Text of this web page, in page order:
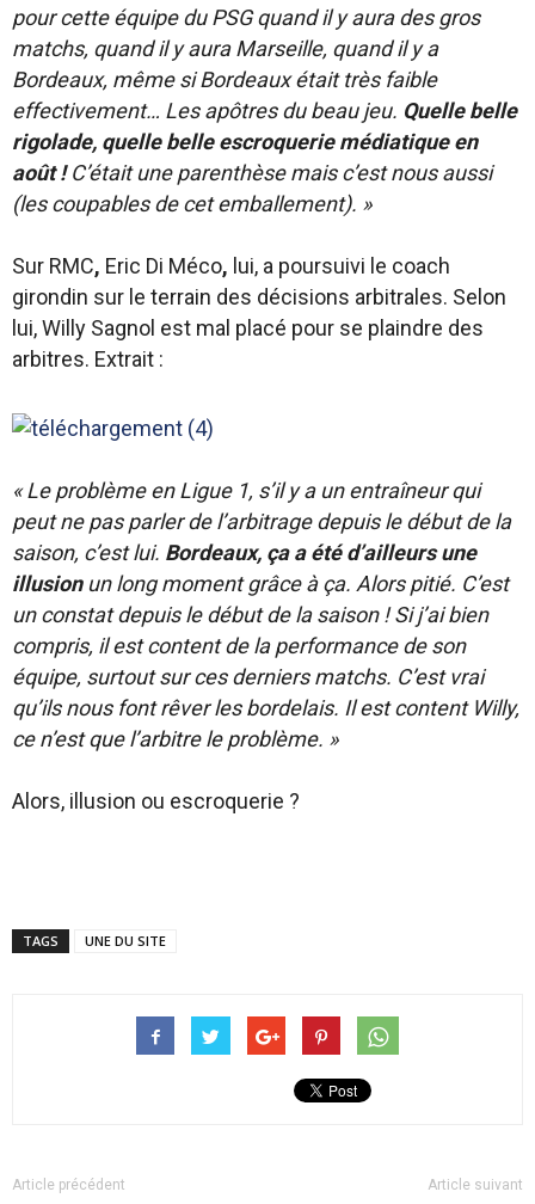
pour cette équipe du PSG quand il y aura des gros
matchs, quand il y aura Marseille, quand il y a
Bordeaux, même si Bordeaux était très faible
effectivement… Les apôtres du beau jeu. Quelle belle
rigolade, quelle belle escroquerie médiatique en
août !C’était une parenthèse mais c’est nous aussi
(les coupables de cet emballement). »
Sur RMC, Eric Di Méco, lui, a poursuivi le coach
girondin sur le terrain des décisions arbitrales. Selon
lui, Willy Sagnol est mal placé pour se plaindre des
arbitres. Extrait :
« Le problème en Ligue 1, s’il y a un entraîneur qui
peut ne pas parler de l’arbitrage depuis le début de la
saison, c’est lui. Bordeaux, ça a été d’ailleurs une
illusionun long moment grâce à ça. Alors pitié. C’est
un constat depuis le début de la saison !Si j’ai bien
compris, il est content de la performance de son
équipe, surtout sur ces derniers matchs. C’est vrai
qu’ils nous font rêver les bordelais. Il est content Willy,
ce n’est que l’arbitre le problème. »
Alors, illusion ou escroquerie ?
TAGS UNE DU SITE
Article précédent Article suivant